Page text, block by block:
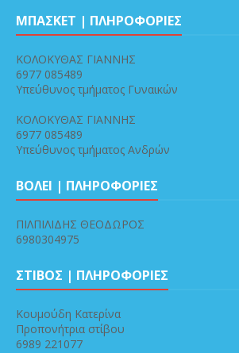
ΜΠΑΣΚΕΤ | ΠΛΗΡΟΦΟΡΙΕΣ
ΚΟΛΟΚΥΘΑΣ ΓΙΑΝΝΗΣ
6977 085489
Υπεύθυνος τμήματος Γυναικών
ΚΟΛΟΚΥΘΑΣ ΓΙΑΝΝΗΣ
6977 085489
Υπεύθυνος τμήματος Ανδρών
ΒΟΛΕΙ | ΠΛΗΡΟΦΟΡΙΕΣ
ΠΙΛΠΙΛΙΔΗΣ ΘΕΟΔΩΡΟΣ
6980304975
ΣΤΙΒΟΣ | ΠΛΗΡΟΦΟΡΙΕΣ
Κουμούδη Κατερίνα
Προπονήτρια στίβου
6989 221077